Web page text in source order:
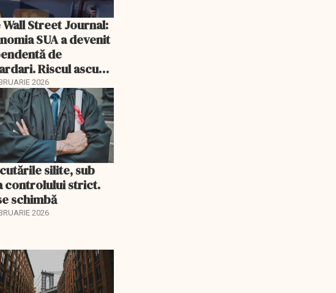
Street Journal:
SUA a devenit
de
Riscul ascuns
burse și consum
2026
silite, sub
controlului strict.
schimbă
2026